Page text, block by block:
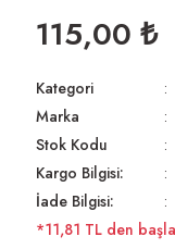
115,00 ₺
Kategori
Marka
Stok Kodu
Kargo Bilgisi:
İade Bilgisi:
*11,81 TL den